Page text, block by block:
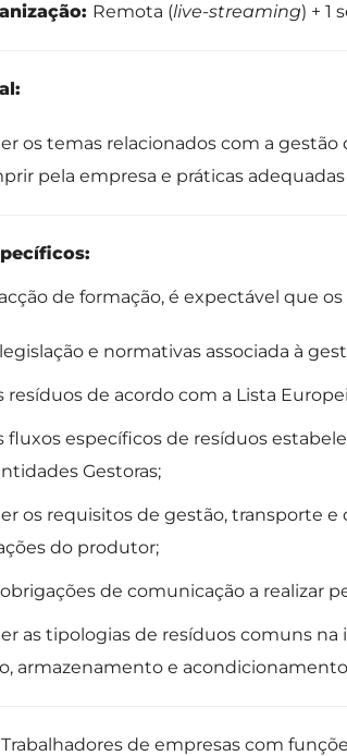
Remota (live-streaming) + 1
os temas relacionados com a gestão
pela empresa e práticas
de formação, é expectável que
e normativas associada à
resíduos de acordo com a Lista
fluxos específicos de resíduos
Gestoras;
os requisitos de gestão, transporte
do produtor;
de comunicação a realizar
as tipologias de resíduos comuns na
armazenamento e
Trabalhadores de empresas com